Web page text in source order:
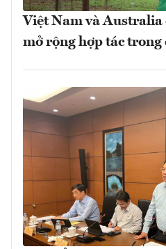
Việt Nam và Australia
mở rộng hợp tác trong